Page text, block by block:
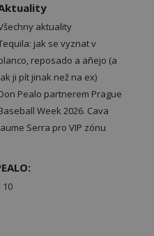
aktuality
jak se vyznat v
reposado a añejo (a
ji pít jinak než na ex)
Pealo partnerem Prague
Week 2026. Cava
Serra pro VIP zónu
10